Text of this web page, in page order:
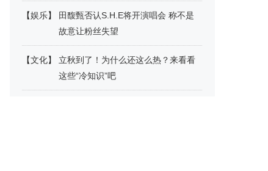
【娱乐】
田馥甄否认S.H.E将开演唱会 称不是
故意让粉丝失望
【文化】
立秋到了！为什么还这么热？来看看
这些“冷知识”吧